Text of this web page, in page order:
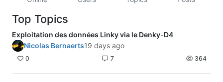
être les caractéristiques de
l'optocoupleur ne sont pas optimales?
Top Topics
Exploitation des données Linky via le Denky-D4
Nicolas Bernaerts19 days ago
0 7 364